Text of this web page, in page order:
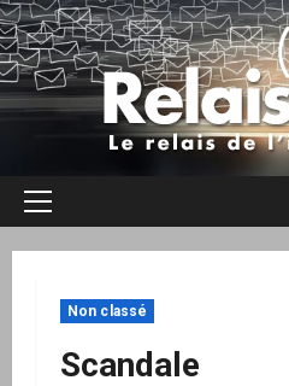
Aller
au
contenu
Menu
Non classé
Scandale